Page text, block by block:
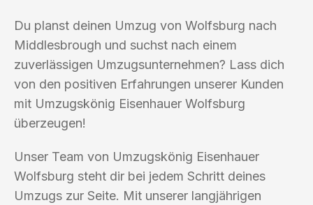
Du planst deinen Umzug von Wolfsburg nach
Middlesbrough und suchst nach einem
zuverlässigen Umzugsunternehmen? Lass dich
von den positiven Erfahrungen unserer Kunden
mit Umzugskönig Eisenhauer Wolfsburg
überzeugen!
Unser Team von Umzugskönig Eisenhauer
Wolfsburg steht dir bei jedem Schritt deines
Umzugs zur Seite. Mit unserer langjährigen